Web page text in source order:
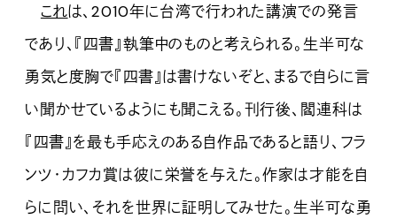
これは、2010年に台湾で行われた講演での発言
であり、『四書』執筆中のものと考えられる。生半可な
勇気と度胸で『四書』は書けないぞと、まるで自らに言
い聞かせているようにも聞こえる。刊行後、閻連科は
『四書』を最も手応えのある自作品であると語り、フラ
ンツ・カフカ賞は彼に栄誉を与えた。作家は才能を自
らに問い、それを世界に証明してみせた。生半可な勇